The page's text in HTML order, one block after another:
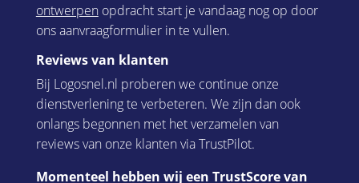
ontwerpenopdracht start je vandaag nog op door
ons aanvraagformulier in te vullen.
Reviews van klanten
Bij Logosnel.nl proberen we continue onze
dienstverlening te verbeteren. We zijn dan ook
onlangs begonnen met het verzamelen van
reviews van onze klanten via TrustPilot.
Momenteel hebben wij een TrustScore van